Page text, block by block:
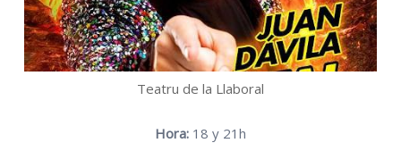
Teatru de la Llaboral
Hora: 18 y 21h